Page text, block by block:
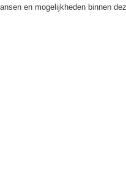
en mogelijkheden binnen